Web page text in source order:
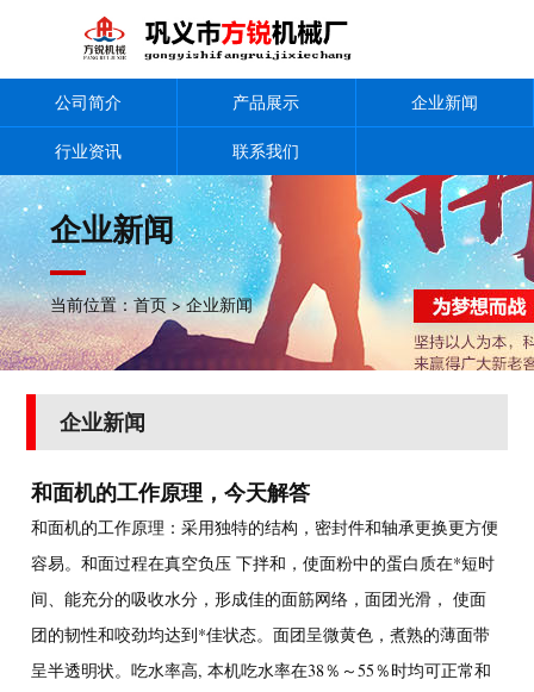
公司简介 产品展示 企业新闻
行业资讯 联系我们
企业新闻
当前位置：首页>企业新闻
企业新闻
和面机的工作原理，今天解答
和面机的工作原理：采用独特的结构，密封件和轴承更换更方便
容易。和面过程在真空负压 下拌和，使面粉中的蛋白质在*短时
间、能充分的吸收水分，形成佳的面筋网络，面团光滑， 使面
团的韧性和咬劲均达到*佳状态。面团呈微黄色，煮熟的薄面带
呈半透明状。吃水率高, 本机吃水率在38％～55％时均可正常和